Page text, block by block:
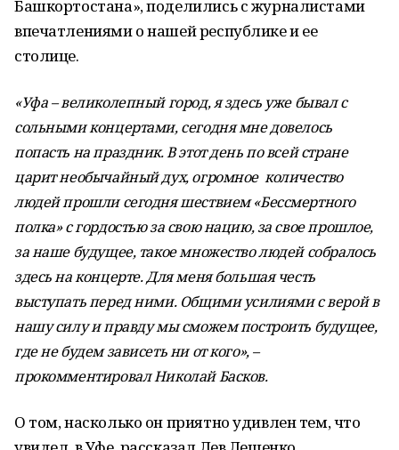
Башкортостана», поделились с журналистами
впечатлениями о нашей республике и ее
столице.
«Уфа – великолепный город, я здесь уже бывал с
сольными концертами, сегодня мне довелось
попасть на праздник. В этот день по всей стране
царит необычайный дух, огромное количество
людей прошли сегодня шествием «Бессмертного
полка» с гордостью за свою нацию, за свое прошлое,
за наше будущее, такое множество людей собралось
здесь на концерте. Для меня большая честь
выступать перед ними. Общими усилиями с верой в
нашу силу и правду мы сможем построить будущее,
где не будем зависеть ни от кого», –
прокомментировал Николай Басков.
О том, насколько он приятно удивлен тем, что